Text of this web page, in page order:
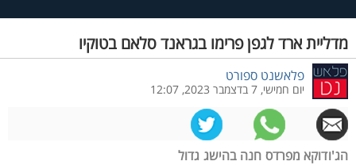
מדליית ארד לגפן פרימו בגראנד סלאם בטוקיו
פלאשנט ספורט
יום חמישי, 7 בדצמבר 2023, 12:07
הג'ודוקא מפרדס חנה בהישג גדול